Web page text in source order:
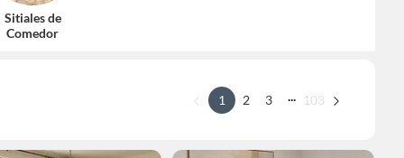
Sitiales de
Comedor
1 2 3 ... 103